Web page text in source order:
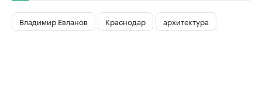
Владимир Евланов Краснодар архитектура